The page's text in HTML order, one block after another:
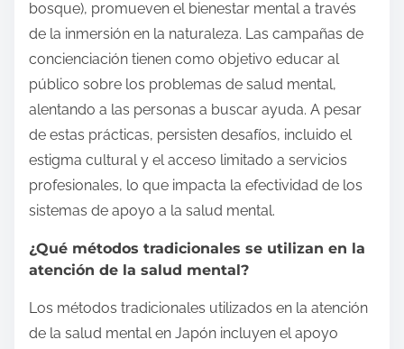
bosque), promueven el bienestar mental a través
de la inmersión en la naturaleza. Las campañas de
concienciación tienen como objetivo educar al
público sobre los problemas de salud mental,
alentando a las personas a buscar ayuda. A pesar
de estas prácticas, persisten desafíos, incluido el
estigma cultural y el acceso limitado a servicios
profesionales, lo que impacta la efectividad de los
sistemas de apoyo a la salud mental.
¿Qué métodos tradicionales se utilizan en la
atención de la salud mental?
Los métodos tradicionales utilizados en la atención
de la salud mental en Japón incluyen el apoyo